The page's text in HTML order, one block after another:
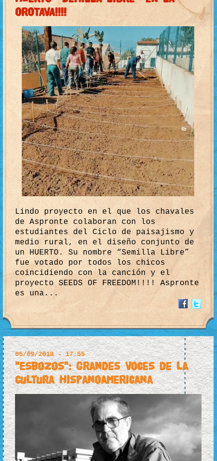
OROTAVA!!!!
Lindo proyecto en el que los chavales
de Aspronte colaboran con los
estudiantes del Ciclo de paisajismo y
medio rural, en el diseño conjunto de
un HUERTO. Su nombre “Semilla Libre”
fue votado por todos los chicos
coincidiendo con la canción y el
proyecto SEEDS OF FREEDOM!!!! Aspronte
es una...
05/09/2018 - 17:55
"Esbozos": Grandes Voces de la
Cultura Hispanoamericana